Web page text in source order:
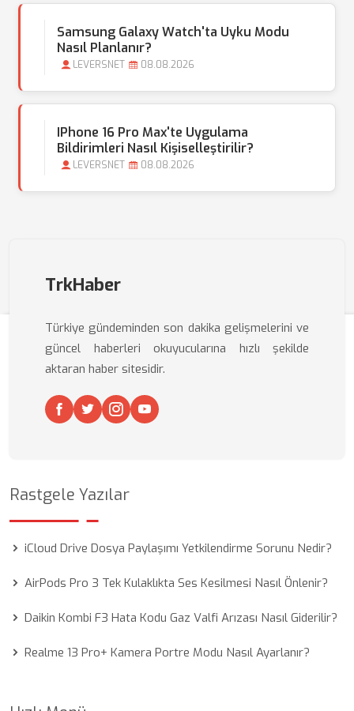
Samsung Galaxy Watch'ta Uyku Modu
Nasıl Planlanır?
LEVERSNET 08.08.2026
IPhone 16 Pro Max'te Uygulama
Bildirimleri Nasıl Kişiselleştirilir?
LEVERSNET 08.08.2026
TrkHaber
Türkiye gündeminden son dakika gelişmelerini ve
güncel haberleri okuyucularına hızlı şekilde
aktaran haber sitesidir.
Rastgele Yazılar
iCloud Drive Dosya Paylaşımı Yetkilendirme Sorunu Nedir?
AirPods Pro 3 Tek Kulaklıkta Ses Kesilmesi Nasıl Önlenir?
Daikin Kombi F3 Hata Kodu Gaz Valfi Arızası Nasıl Giderilir?
Realme 13 Pro+ Kamera Portre Modu Nasıl Ayarlanır?